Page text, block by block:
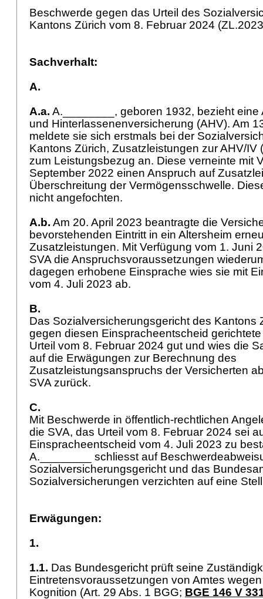
Beschwerde gegen das Urteil des
Kantons Zürich vom 8. Februar 2024
Sachverhalt:
A.
A.a. A.________, geboren 1932, bezieht eine
und Hinterlassenenversicherung (AHV). Am
meldete sie sich erstmals bei der
Kantons Zürich, Zusatzleistungen zur AHV/IV
zum Leistungsbezug an. Diese verneinte mit
September 2022 einen Anspruch auf
Überschreitung der Vermögensschwelle.
nicht angefochten.
A.b. Am 20. April 2023 beantragte die
bevorstehenden Eintritt in ein Altersheim
Zusatzleistungen. Mit Verfügung vom 1. Juni
SVA die Anspruchsvoraussetzungen
dagegen erhobene Einsprache wies sie mit
vom 4. Juli 2023 ab.
B.
Das Sozialversicherungsgericht des Kantons
gegen diesen Einspracheentscheid
Urteil vom 8. Februar 2024 gut und wies die
auf die Erwägungen zur Berechnung des
Zusatzleistungsanspruchs der Versicherten
SVA zurück.
C.
Mit Beschwerde in öffentlich-rechtlichen
die SVA, das Urteil vom 8. Februar 2024 sei
Einspracheentscheid vom 4. Juli 2023 zu
A.________ schliesst auf
Sozialversicherungsgericht und das
Sozialversicherungen verzichten auf eine
Erwägungen:
1.
1.1. Das Bundesgericht prüft seine
Eintretensvoraussetzungen von Amtes
Kognition (Art. 29 Abs. 1 BGG; BGE 146 V